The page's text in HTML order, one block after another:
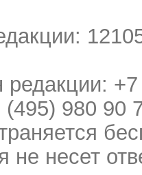
980 90
не несет